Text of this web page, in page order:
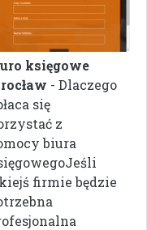
księgowe
- Dlaczego
się
z
biura
firmie będzie